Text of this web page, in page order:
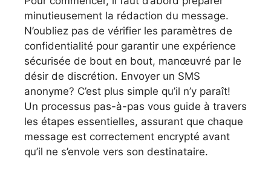
minutieusement la rédaction du message.
N’oubliez pas de vérifier les paramètres de
confidentialité pour garantir une expérience
sécurisée de bout en bout, manœuvré par le
désir de discrétion. Envoyer un SMS
anonyme? C’est plus simple qu’il n’y paraît!
Un processus pas-à-pas vous guide à travers
les étapes essentielles, assurant que chaque
message est correctement encrypté avant
qu’il ne s’envole vers son destinataire.